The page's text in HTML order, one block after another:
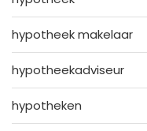
hypotheek makelaar
hypotheekadviseur
hypotheken